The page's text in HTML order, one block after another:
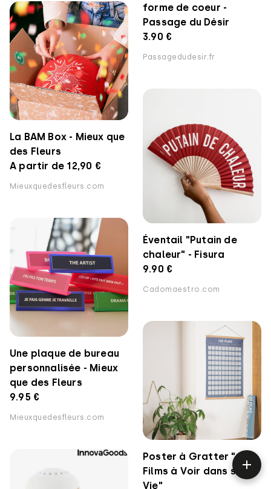
forme de coeur -
Passage du Désir
3.90 €
Passagedudesir.fr
La BAM Box - Mieux que
des Fleurs
A partir de 12,90 €
Mieuxquedesfleurs.com
Éventail "Putain de
chaleur" - Fisura
9.90 €
Cadomaestro.com
Une plaque de bureau
personnalisée - Mieux
que des Fleurs
9.95 €
Mieuxquedesfleurs.com
Poster à Gratter "100
Films à Voir dans sa
Vie"